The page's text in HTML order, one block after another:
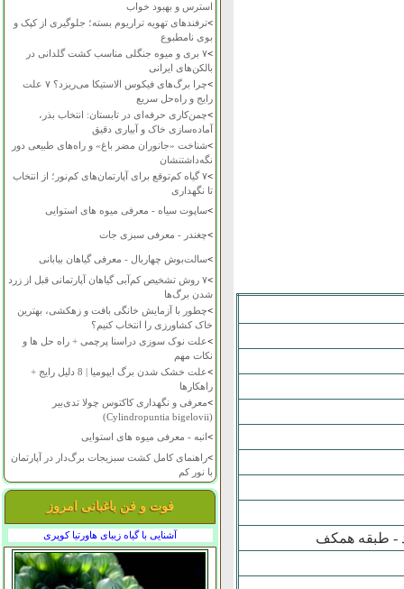
استرس و بهبود خواب
>ترفندهای تهویه تراریوم بسته؛ جلوگیری از کپک و
بوی نامطبوع
>
۷ بری و میوه جنگلی مناسب کشت گلدانی در
بالکن‌های ایرانی
>
چرا برگ‌های فیکوس الاستیکا می‌ریزد؟ ۷ علت
رایج و راه‌حل سریع
>چمن‌کاری حرفه‌ای در تابستان: انتخاب بذر،
آماده‌سازی خاک و آبیاری دقیق
>شناخت «جانوران مضر باغ» و راه‌های طبیعی دور
نگه‌داشتنشان
>
۷ گیاه کم‌توقع برای آپارتمان‌های کم‌نور؛ از انتخاب
تا نگهداری
>ساپوت سیاه - معرفی میوه های استوایی
>چغندر - معرفی سبزی جات
>سالت‌بوش چهاربال - معرفی گیاهان بیابانی
>
۷ روش تشخیص کم‌آبی گیاهان آپارتمانی قبل از زرد
شدن برگ‌ها
>چطور با آزمایش خانگی بافت و زهکشی، بهترین
خاک کشاورزی را انتخاب کنیم؟
>علت نوک سوزی دراسنا پرچمی + راه حل ها و
نکات مهم
>
علت خشک شدن برگ ایپومیا | 8 دلیل رایج +
راهکارها
>معرفی و نگهداری کاکتوس چولا تدی‌بیر
(Cylindropuntia bigelovii)
>انبه - معرفی میوه های استوایی
>راهنمای کامل کشت سبزیجات برگ‌دار در آپارتمان
با نور کم
فوت و فن باغبانی امروز
آشنایی با گیاه زیبای هاورتیا کوپری - طبقه همکف